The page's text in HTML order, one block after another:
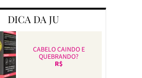
DICA DA JU
CABELO CAINDO E
QUEBRANDO?
R$